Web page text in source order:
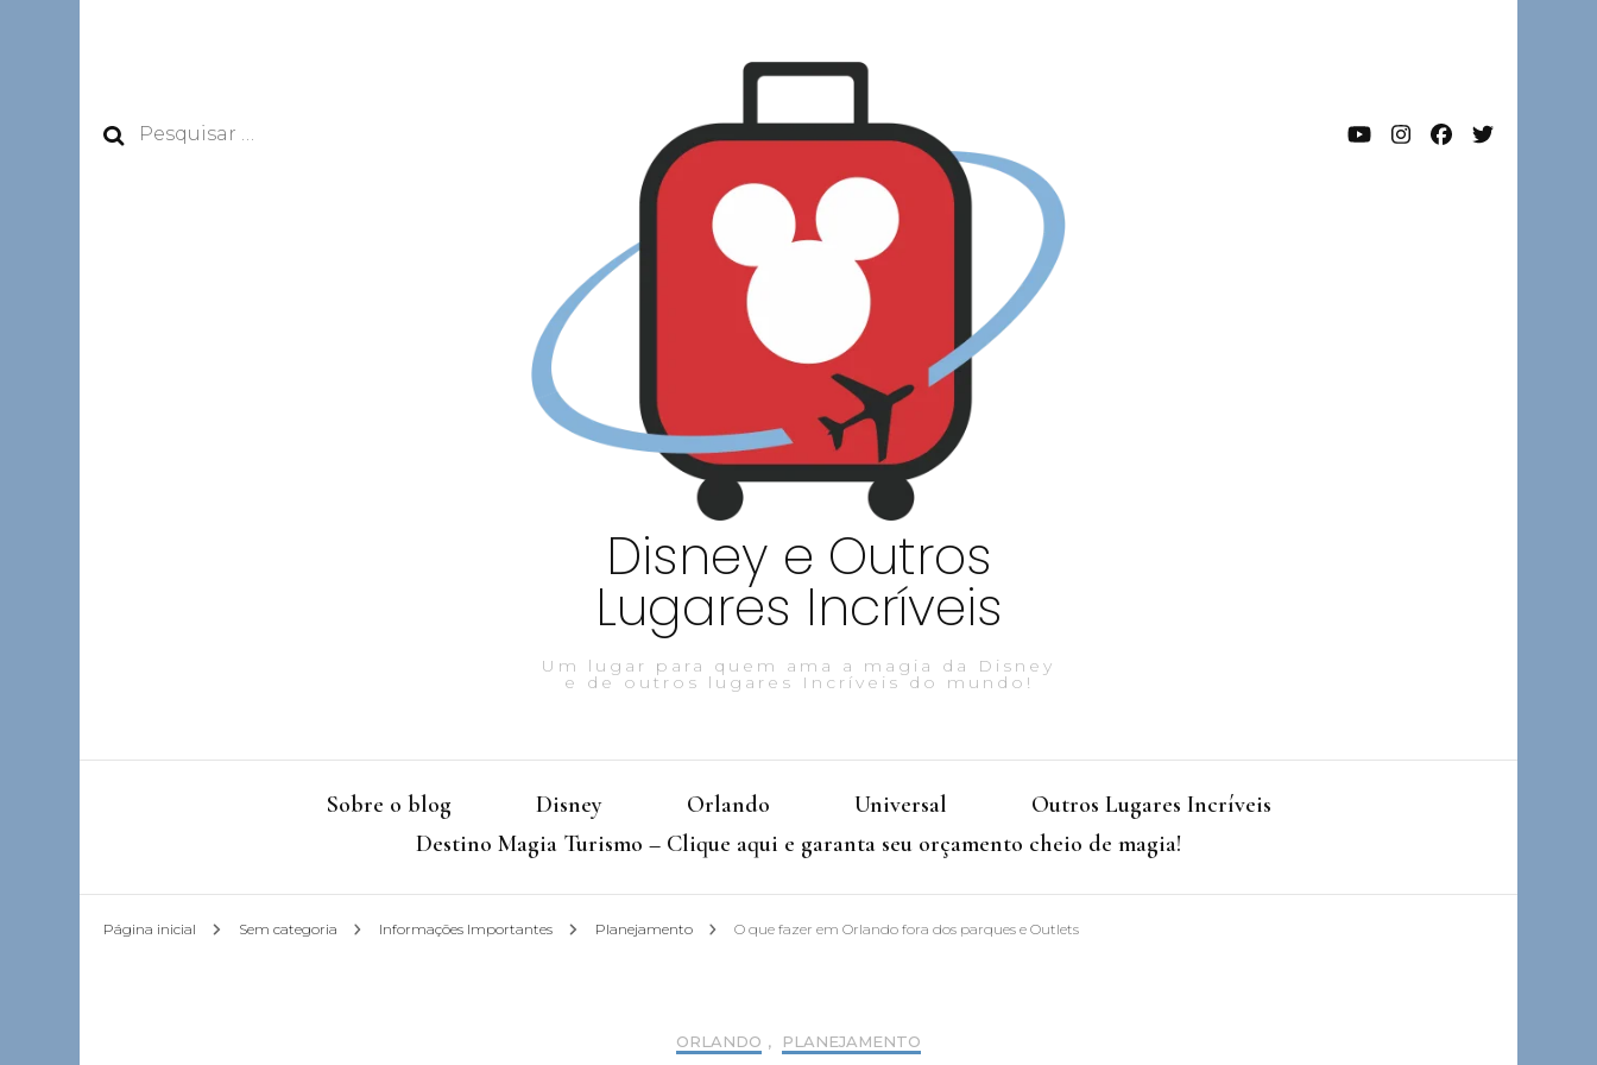
Pesquisar
Disney e Outros
Lugares Incríveis
Um lugar para quem ama a magia da Disney
e de outros lugares Incríveis do mundo!
Sobre o blog Disney Orlando Universal
Outros Lugares Incríveis
Destino Magia Turismo – Clique aqui e garanta seu orçamento cheio de magia!
Página inicial Sem categoria Informações Importantes Planejamento O que fazer em Orlando fora dos parques e Outlets
ORLANDO , PLANEJAMENTO